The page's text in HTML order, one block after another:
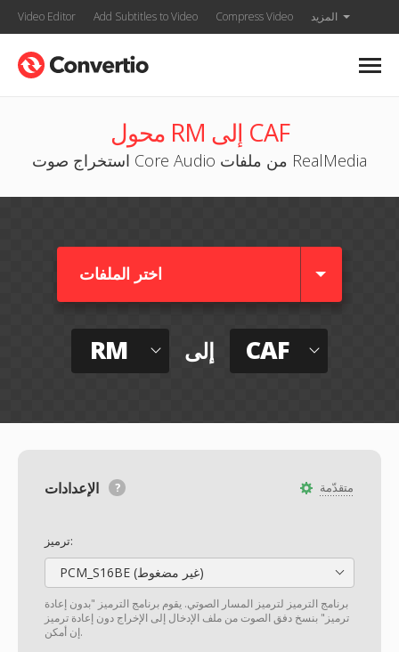
Video Editor Add Subtitles to Video Compress Video المزيد
محول RM إلى CAF
استخراج صوت Core Audio من ملفات RealMedia
اختر الملفات
RM إلى CAF
متقدّمة
ترميز:
PCM_S16BE (غير مضغوط)
برنامج الترميز لترميز المسار الصوتي. يقوم برنامج الترميز "بدون إعادة
ترميز" بنسخ دفق الصوت من ملف الإدخال إلى الإخراج دون إعادة ترميز
إن أمكن.